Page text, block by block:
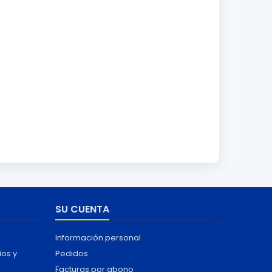
y
SU CUENTA
Información personal
Pedidos
Facturas por abono